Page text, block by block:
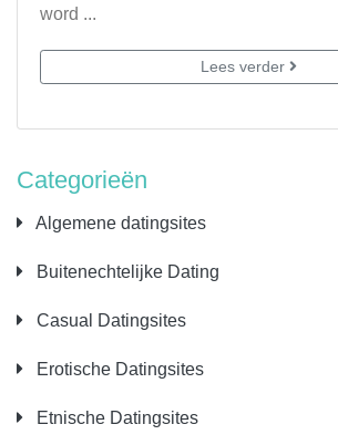
Categorieën
Algemene datingsites
Buitenechtelijke Dating
Casual Datingsites
Erotische Datingsites
Etnische Datingsites
word ...
Lees verder